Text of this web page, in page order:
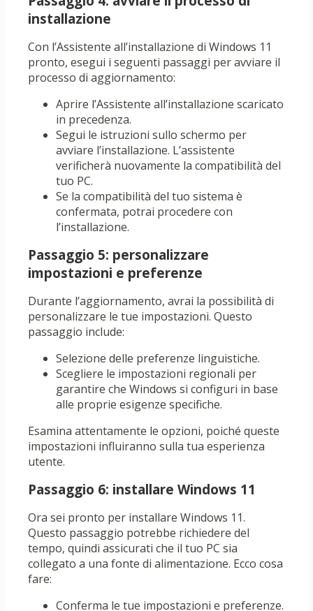
installazione
Con l’Assistente all’installazione di Windows 11
pronto, esegui i seguenti passaggi per avviare il
processo di aggiornamento:
Aprire l’Assistente all’installazione scaricato
in precedenza.
Segui le istruzioni sullo schermo per
avviare l’installazione. L’assistente
verificherà nuovamente la compatibilità del
tuo PC.
Se la compatibilità del tuo sistema è
confermata, potrai procedere con
l’installazione.
Passaggio 5: personalizzare
impostazioni e preferenze
Durante l’aggiornamento, avrai la possibilità di
personalizzare le tue impostazioni. Questo
passaggio include:
Selezione delle preferenze linguistiche.
Scegliere le impostazioni regionali per
garantire che Windows si configuri in base
alle proprie esigenze specifiche.
Esamina attentamente le opzioni, poiché queste
impostazioni influiranno sulla tua esperienza
utente.
Passaggio 6: installare Windows 11
Ora sei pronto per installare Windows 11.
Questo passaggio potrebbe richiedere del
tempo, quindi assicurati che il tuo PC sia
collegato a una fonte di alimentazione. Ecco cosa
fare:
Conferma le tue impostazioni e preferenze.